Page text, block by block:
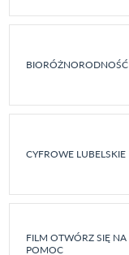
BIORÓŻNORODNOŚĆ
CYFROWE LUBELSKIE
FILM OTWÓRZ SIĘ NA
POMOC